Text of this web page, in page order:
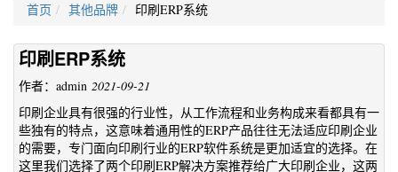
首页 其他品牌 印刷ERP系统
印刷ERP系统
作者：admin 2021-09-21
印刷企业具有很强的行业性，从工作流程和业务构成来看都具有一
些独有的特点，这意味着通用性的ERP产品往往无法适应印刷企业
的需要，专门面向印刷行业的ERP软件系统是更加适宜的选择。在
这里我们选择了两个印刷ERP解决方案推荐给广大印刷企业，这两